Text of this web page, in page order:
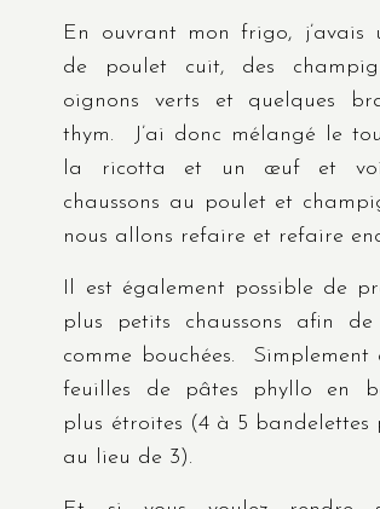
En ouvrant mon frigo, j’avais
de poulet cuit, des
oignons verts et quelques
thym. J’ai donc mélangé le
la ricotta et un œuf et
chaussons au poulet et
nous allons refaire et refaire
Il est également possible de
plus petits chaussons afin
comme bouchées. Simplement
feuilles de pâtes phyllo en
plus étroites (4 à 5 bandelettes
au lieu de 3).